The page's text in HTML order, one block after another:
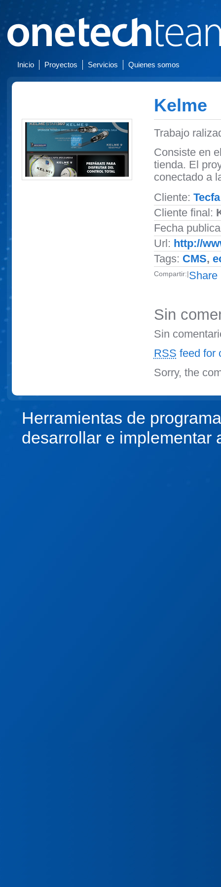
Inicio Proyectos Servicios Quienes somos
Kelme
Trabajo
Consiste en
tienda. El
conectado a
Cliente: Tecfa
Cliente final:
Fecha
Url: http://
Tags: CMS,
Compartir: Share
|
Sin
Sin
RSS feed for
Sorry, the
Herramientas de
desarrollar e implementar